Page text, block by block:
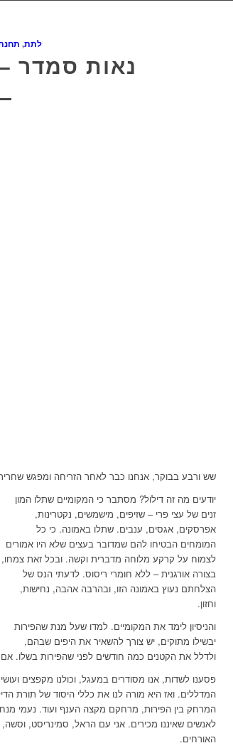
לתת,
נאות סמדר
שש ורבע בבוקר, אנחנו כבר לאחר הזריחה ומפגש
יודעים מה זה דילול? מסתבר כי המקומיים שתלו המון
זנים של עצי פרי – שזיפים, מישמשים, נקטרינות,
אפרסקים, אגסים, ענבים. שתלו באמונה. כי כל
המומחים הבטיחו להם שמדובר בעצים שלא היו אמורים
לצמוח על קרקע מלוחה מדברית וקשה. ובכל זאת צמחו,
בצורה אורגנית – ללא חומרי ריסוס. לדעתי הנס של
הצלחתם נעוץ באמונה הזו, ובהרבה אהבה, נחישות,
וחזון.
והניסיון לימד את המקומיים. למדו שעל מנת שהפירות
יבשילו מתוקים, יש צורך להשאיר את היפים שבהם,
ולדלל את הקטנים כמה חודשים לפני שהפירות בשלו.
פסענו לשדות, אנו מסודרים במעגל, וכולנו מקפצים
המדללים. ואז היא מורה לנו את כללי היסוד של תורת
המרחק בין הפירות, מרחקם מקצה הענף ועוד. נעמי
לאנשים שאיננו מכירים. אני עם הראל, סמינריסט,
האורחים.